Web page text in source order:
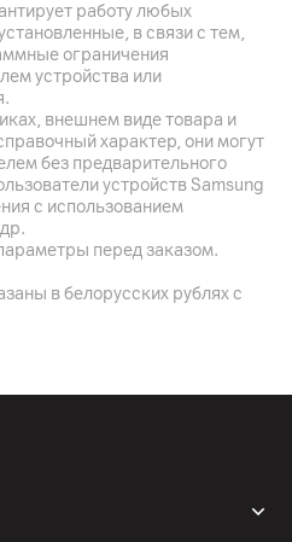
г. Минск, ул. Жилуновича,
А16-9F Сильверкорп
работу любых
в связи с тем,
ограничения
устройства или
внешнем виде товара и
характер, они могут
без предварительного
устройств Samsung
с использованием
перед заказом.
в белорусских рублях с